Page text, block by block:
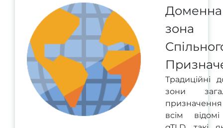
Доменна
зона
Традиційні
зони
всім